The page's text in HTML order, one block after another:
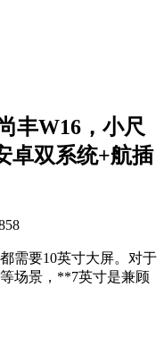
丰W16，小尺
卓双系统+航插
需要10英寸大屏。对于
场景，**7英寸是兼顾